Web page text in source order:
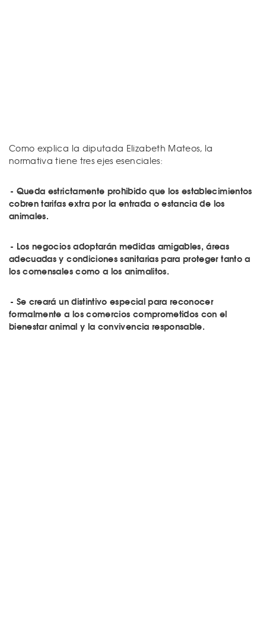
Como explica la diputada Elizabeth Mateos, la
normativa tiene tres ejes esenciales:
- Queda estrictamente prohibido que los establecimientos
cobren tarifas extra por la entrada o estancia de los
animales.
- Los negocios adoptarán medidas amigables, áreas
adecuadas y condiciones sanitarias para proteger tanto a
los comensales como a los animalitos.
- Se creará un distintivo especial para reconocer
formalmente a los comercios comprometidos con el
bienestar animal y la convivencia responsable.